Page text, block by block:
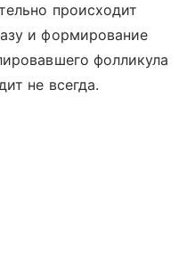
происходит
и формирование
фолликула
не всегда.